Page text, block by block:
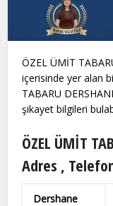
ÖZEL ÜMİT
içerisinde yer alan
TABARU
şikayet bilgileri
ÖZEL ÜMİT
Adres ,
Dershane